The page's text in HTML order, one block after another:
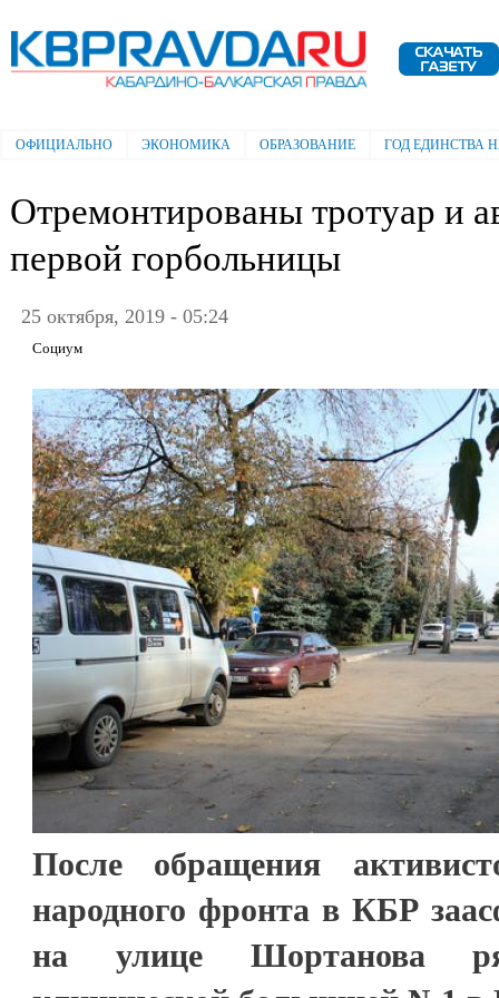
Электронная газета "Кабардино-
Балкарская правда"
Главное меню
ОФИЦИАЛЬНО ЭКОНОМИКА ОБРАЗОВАНИЕ ГОД ЕДИНСТВА
Отремонтированы тротуар и
первой горбольницы
25 октября, 2019 - 05:24
Социум
После обращения
народного фронта в КБР
на улице Шортанова